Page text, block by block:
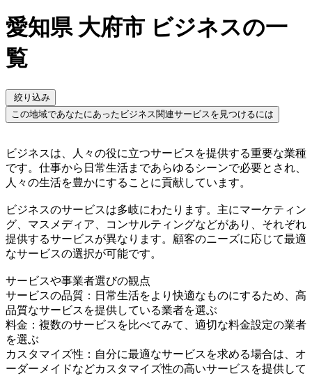
愛知県 大府市 ビジネスの一
覧
絞り込み
この地域であなたにあったビジネス関連サービスを見つけるには
ビジネスは、人々の役に立つサービスを提供する重要な業種
です。仕事から日常生活まであらゆるシーンで必要とされ、
人々の生活を豊かにすることに貢献しています。
ビジネスのサービスは多岐にわたります。主にマーケティン
グ、マスメディア、コンサルティングなどがあり、それぞれ
提供するサービスが異なります。顧客のニーズに応じて最適
なサービスの選択が可能です。
サービスや事業者選びの観点
サービスの品質：日常生活をより快適なものにするため、高
品質なサービスを提供している業者を選ぶ
料金：複数のサービスを比べてみて、適切な料金設定の業者
を選ぶ
カスタマイズ性：自分に最適なサービスを求める場合は、オ
ーダーメイドなどカスタマイズ性の高いサービスを提供して